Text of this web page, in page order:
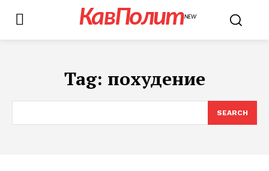
КавПолитNEW
Tag: похудение
SEARCH